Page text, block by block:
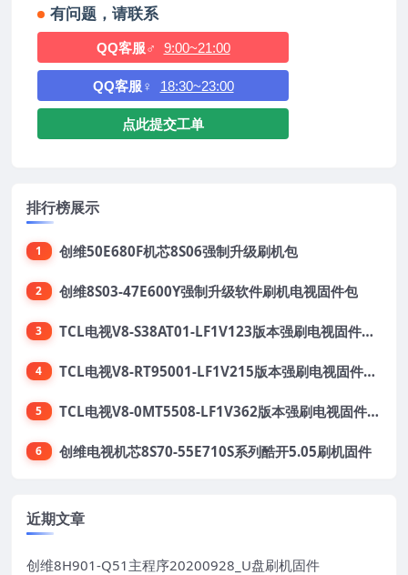
有问题，请联系
QQ客服♂ 9:00~21:00
QQ客服♀ 18:30~23:00
点此提交工单
排行榜展示
1 创维50E680F机芯8S06强制升级刷机包
2 创维8S03-47E600Y强制升级软件刷机电视固件包
3 TCL电视V8-S38AT01-LF1V123版本强刷电视固件包下载
4 TCL电视V8-RT95001-LF1V215版本强刷电视固件包下载
5 TCL电视V8-0MT5508-LF1V362版本强刷电视固件包下载
6 创维电视机芯8S70-55E710S系列酷开5.05刷机固件
近期文章
创维8H901-Q51主程序20200928_U盘刷机固件